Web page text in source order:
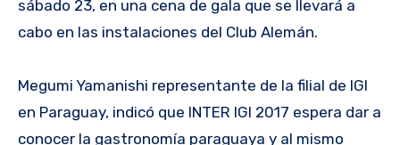
sábado 23, en una cena de gala que se llevará a
cabo en las instalaciones del Club Alemán.
Megumi Yamanishi representante de la filial de IGI
en Paraguay, indicó que INTER IGI 2017 espera dar a
conocer la gastronomía paraguaya y al mismo